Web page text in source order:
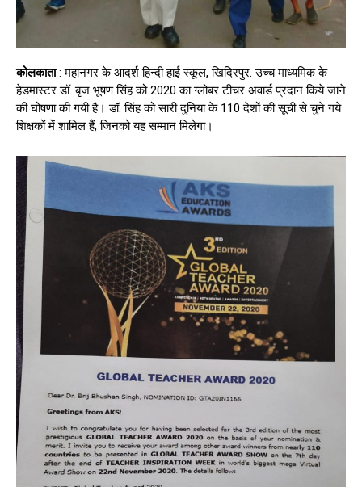
कोलकाता: महानगर के आदर्श हिन्दी हाई स्कूल, खिदिरपुर. उच्च माध्यमिक के
हेडमास्टर डॉ. बृज भूषण सिंह को 2020 का ग्लोबर टीचर अवार्ड प्रदान किये जाने
की घोषणा की गयी है। डॉ. सिंह को सारी दुनिया के 110 देशों की सूची से चुने गये
शिक्षकों में शामिल हैं, जिनको यह सम्मान मिलेगा।